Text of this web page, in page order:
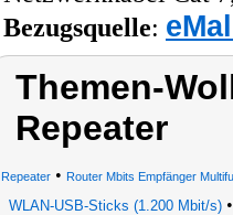
Bezugsquelle:
Themen-
Repeater
Repeater • Router Mbits Empfänger
WLAN-USB-Sticks (1.200 Mbit/s)